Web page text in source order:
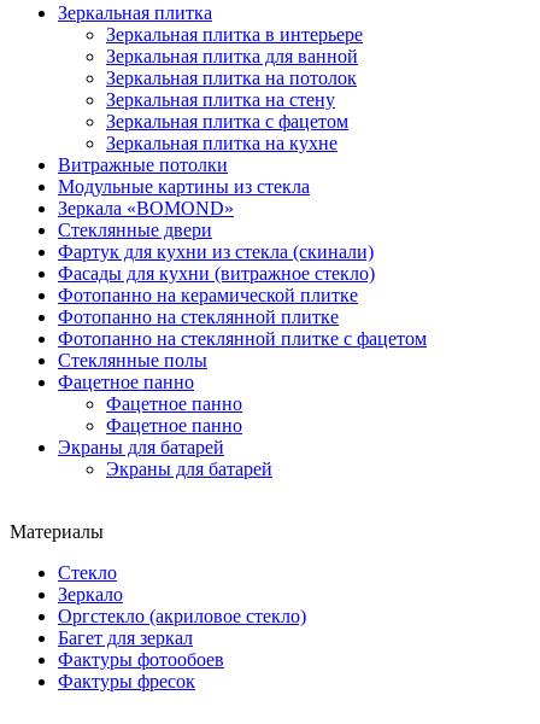
Зеркальная плитка
Зеркальная плитка в интерьере
Зеркальная плитка для ванной
Зеркальная плитка на потолок
Зеркальная плитка на стену
Зеркальная плитка с фацетом
Зеркальная плитка на кухне
Витражные потолки
Модульные картины из стекла
Зеркала «BOMOND»
Стеклянные двери
Фартук для кухни из стекла (скинали)
Фасады для кухни (витражное стекло)
Фотопанно на керамической плитке
Фотопанно на стеклянной плитке
Фотопанно на стеклянной плитке с фацетом
Стеклянные полы
Фацетное панно
Фацетное панно
Фацетное панно
Экраны для батарей
Экраны для батарей
Материалы
Стекло
Зеркало
Оргстекло (акриловое стекло)
Багет для зеркал
Фактуры фотообоев
Фактуры фресок